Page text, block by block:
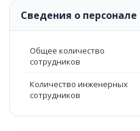
Сведения о персонале
Общее количество
сотрудников
Количество инженерных
сотрудников